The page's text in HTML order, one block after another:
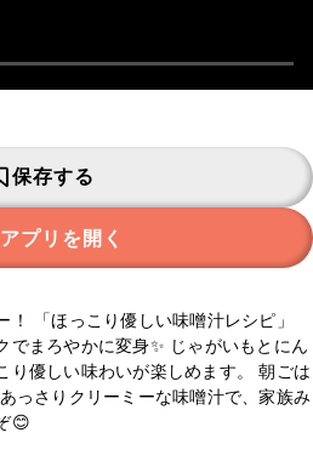
保存する
プリを開く
「ほっこり優しい味噌汁レシピ」
でまろやかに変身✨ じゃがいもとにん
り優しい味わいが楽しめます。 朝ごは
っさりクリーミーな味噌汁で、家族み
😊